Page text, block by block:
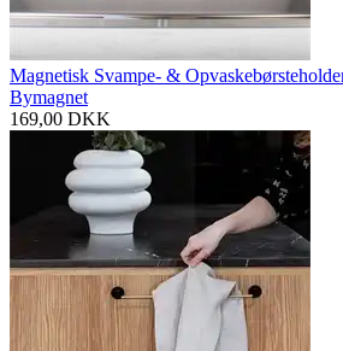
Magnetisk Svampe- &
Bymagnet
169,00 DKK